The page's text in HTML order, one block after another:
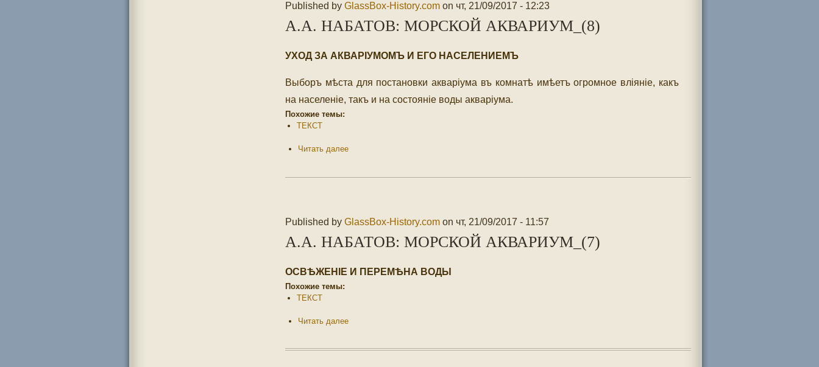
Published by GlassBox-History.com on чт, 21/09/2017 - 12:23
А.А. НАБАТОВ: МОРСКОЙ АКВАРИУМ_(8)
УХОД ЗА АКВАРIУМОМЪ И ЕГО НАСЕЛЕНИЕМЪ
Выборъ мѣста для постановки акваріума въ комнатѣ имѣетъ огромное вліяніе, какъ
на населеніе, такъ и на состояніе воды акваріума.
Похожие темы:
ТЕКСТ
Читать далее
Published by GlassBox-History.com on чт, 21/09/2017 - 11:57
А.А. НАБАТОВ: МОРСКОЙ АКВАРИУМ_(7)
ОСВѢЖЕНIЕ И ПЕРЕМѢНА ВОДЫ
Похожие темы:
ТЕКСТ
Читать далее